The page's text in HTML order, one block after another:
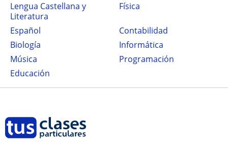
Lengua Castellana y
Literatura
Física
Español
Contabilidad
Biología
Informática
Música
Programación
Educación